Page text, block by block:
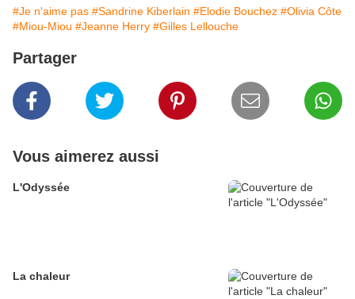
#Je n'aime pas #Sandrine Kiberlain #Elodie Bouchez #Olivia Côte
#Miou-Miou #Jeanne Herry #Gilles Lellouche
Partager
Vous aimerez aussi
L'Odyssée
La chaleur